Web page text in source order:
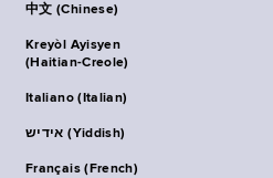
中文 (Chinese)
Kreyòl Ayisyen
(Haitian-Creole)
Italiano (Italian)
אידיש (Yiddish)
Français (French)